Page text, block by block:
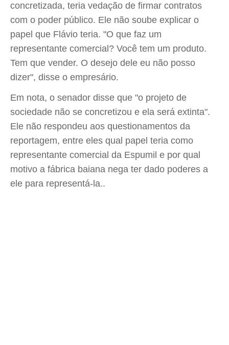
concretizada, teria vedação de firmar contratos
com o poder público. Ele não soube explicar o
papel que Flávio teria. "O que faz um
representante comercial? Você tem um produto.
Tem que vender. O desejo dele eu não posso
dizer", disse o empresário.
Em nota, o senador disse que "o projeto de
sociedade não se concretizou e ela será extinta".
Ele não respondeu aos questionamentos da
reportagem, entre eles qual papel teria como
representante comercial da Espumil e por qual
motivo a fábrica baiana nega ter dado poderes a
ele para representá-la..